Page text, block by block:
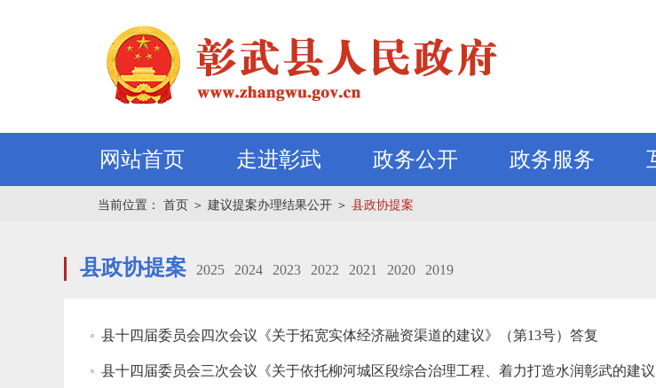
网站首页 走进彰武 政务公开 政务服务
当前位置： 首页 ＞ 建议提案办理结果公开 ＞ 县政协提案
县政协提案 2025 2024 2023 2022 2021 2020 2019
县十四届委员会四次会议《关于拓宽实体经济融资渠道的建议》（第13号）答复
县十四届委员会三次会议《关于依托柳河城区段综合治理工程、着力打造水润彰武的建